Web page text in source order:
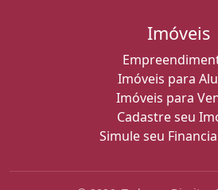
Imóveis
Imóveis para
Imóveis para
Cadastre seu
Simule seu